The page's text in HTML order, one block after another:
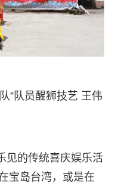
”队员醒狮技艺 王伟
见的传统喜庆娱乐活
宝岛台湾，或是在